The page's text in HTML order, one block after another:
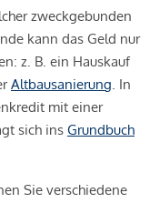
zweckgebunden
kann das Geld nur
z. B. ein Hauskauf
Altbausanierung. In
mit einer
sich ins Grundbuch
Sie verschiedene